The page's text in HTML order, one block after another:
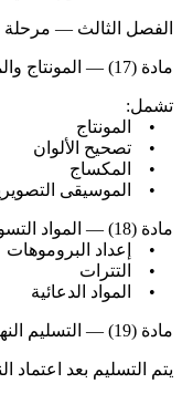
الفصل الثالث — مرحلة
مادة (17) — المونتاج والمعالجة الفنية
تشمل:
• المونتاج
• تصحيح الألوان
• المكساج
• الموسيقى
مادة (18) — المواد التسويقية
• إعداد البروموهات
• التترات
• المواد الدعائية
مادة (19) — التسليم النهائي
يتم التسليم بعد اعتماد